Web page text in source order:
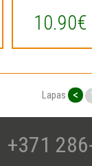
10.90€
Lapas <
+371